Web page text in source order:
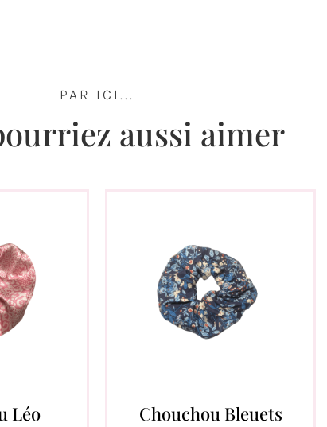
PAR ICI...
aussi aimer
Léo Chouchou Bleuets